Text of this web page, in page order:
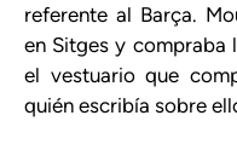
referente al Barça.
en Sitges y compraba
el vestuario que
quién escribía sobre